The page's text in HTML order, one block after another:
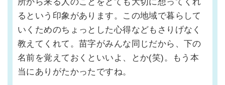
るという印象があります。この地域で暮らして
いくためのちょっとした心得などもさりげなく
教えてくれて。苗字がみんな同じだから、下の
名前を覚えておくといいよ、とか(笑)。もう本
当にありがたかったですね。